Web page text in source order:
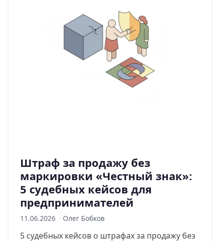
Штраф за продажу без
маркировки «Честный знак»:
5 судебных кейсов для
предпринимателей
11.06.2026 · Олег Бобков
5 судебных кейсов о штрафах за продажу без